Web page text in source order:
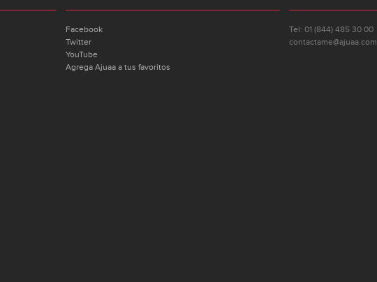
Facebook
Twitter
YouTube
Agrega Ajuaa a tus favoritos
Tel: 01 (844) 485 30 00
contactame@ajuaa.com